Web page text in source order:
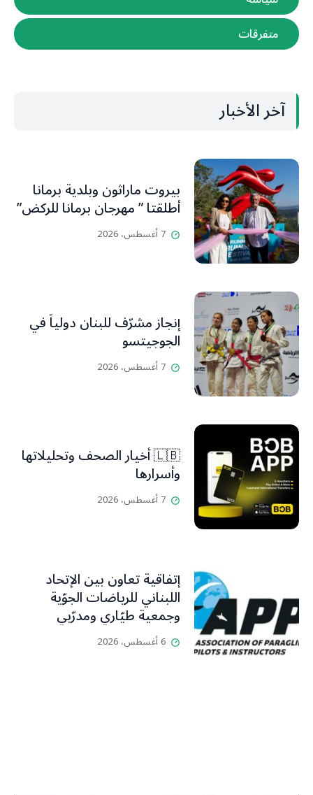
متفرقات
آخر الأخبار
بيروت ماراثون وبلدية برمانا
أطلقتا ” مهرجان برمانا للركض”
7 أغسطس، 2026
إنجاز مشرّف للبنان دولياً في
الجوجيتسو
7 أغسطس، 2026
🇱🇧 أخيار الصحف وتحليلاتها
وأسرارها
7 أغسطس، 2026
إتفاقية تعاون بين الإتحاد
اللبناني للرياضات الجوّية
وجمعية طيّاري ومدرّبي
الطيران الشراعي
6 أغسطس، 2026